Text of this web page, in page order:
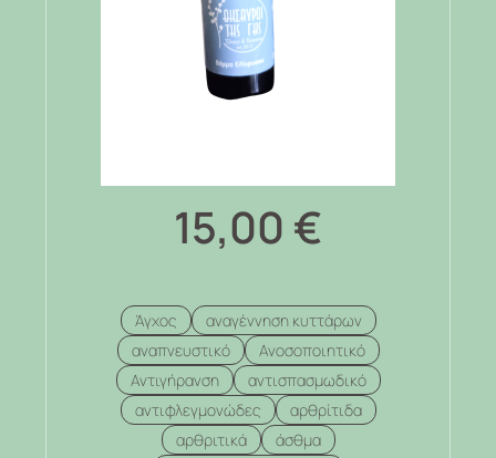
15,00 €
Άγχος
αναγέννηση κυττάρων
αναπνευστικό
Ανοσοποιητικό
Αντιγήρανση
αντισπασμωδικό
αντιφλεγμονώδες
αρθρίτιδα
αρθριτικά
άσθμα